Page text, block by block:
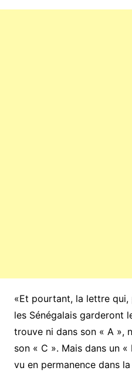
«Et pourtant, la lettre qui,
les Sénégalais garderont
trouve ni dans son « A »,
son « C ». Mais dans un
vu en permanence dans